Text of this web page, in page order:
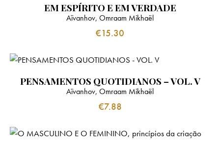
EM ESPÍRITO E EM VERDADE
Aïvanhov, Omraam Mikhaël
€15.30
PENSAMENTOS QUOTIDIANOS – VOL. V
Aïvanhov, Omraam Mikhaël
€7.88